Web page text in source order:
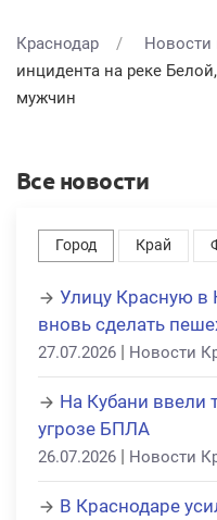
Краснодар Новости
инцидента на реке
мужчин
Все новости
Город Край
Улицу Красную в
вновь сделать
27.07.2026 | Новости
На Кубани ввели
угрозе БПЛА
26.07.2026 | Новости
В Краснодаре